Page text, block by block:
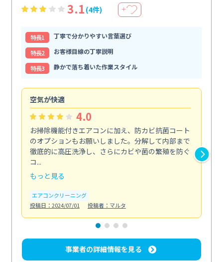
3.1 (4件) ＋
特⻑1
丁寧で分かりやすい言葉選び
特⻑2
お客様目線の丁寧説明
特⻑3
静かで落ち着いた作業スタイル
空気が快適
4.0
お掃除機能付きエアコンに加え、防カビ抗菌コート
のオプションもお願いしました。分解して内部まで
徹底的に高圧洗浄し、さらにカビや菌の繁殖を防ぐ
コ...
もっと見る
エアコンクリーニング
投稿日：2024/07/01
投稿者：マルタ
事業者の詳細情報を見る